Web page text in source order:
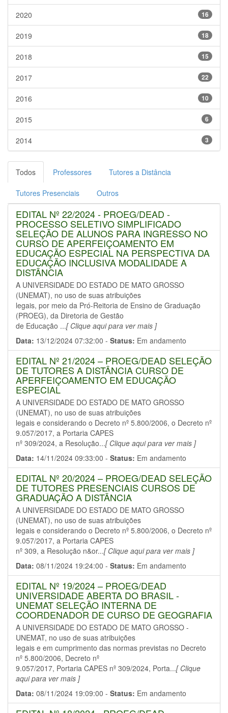
2020 16
2019 18
2018 15
2017 22
2016 10
2015 6
2014 3
Todos Professores Tutores a Distância
Tutores Presenciais Outros
EDITAL Nº 22/2024 - PROEG/DEAD -
PROCESSO SELETIVO SIMPLIFICADO
SELEÇÃO DE ALUNOS PARA INGRESSO NO
CURSO DE APERFEIÇOAMENTO EM
EDUCAÇÃO ESPECIAL NA PERSPECTIVA DA
EDUCAÇÃO INCLUSIVA MODALIDADE A
DISTÂNCIA
A UNIVERSIDADE DO ESTADO DE MATO GROSSO
(UNEMAT), no uso de suas atribuições
legais, por meio da Pró-Reitoria de Ensino de Graduação
(PROEG), da Diretoria de Gestão
de Educação ...[ Clique aqui para ver mais ]
Data: 13/12/2024 07:32:00 - Status: Em andamento
EDITAL Nº 21/2024 – PROEG/DEAD SELEÇÃO
DE TUTORES A DISTÂNCIA CURSO DE
APERFEIÇOAMENTO EM EDUCAÇÃO
ESPECIAL
A UNIVERSIDADE DO ESTADO DE MATO GROSSO
(UNEMAT), no uso de suas atribuições
legais e considerando o Decreto nº 5.800/2006, o Decreto nº
9.057/2017, a Portaria CAPES
nº 309/2024, a Resolução...[ Clique aqui para ver mais ]
Data: 14/11/2024 09:33:00 - Status: Em andamento
EDITAL Nº 20/2024 – PROEG/DEAD SELEÇÃO
DE TUTORES PRESENCIAIS CURSOS DE
GRADUAÇÃO A DISTÂNCIA
A UNIVERSIDADE DO ESTADO DE MATO GROSSO
(UNEMAT), no uso de suas atribuições
legais e considerando o Decreto nº 5.800/2006, o Decreto nº
9.057/2017, a Portaria CAPES
nº 309, a Resolução n&or...[ Clique aqui para ver mais ]
Data: 08/11/2024 19:24:00 - Status: Em andamento
EDITAL Nº 19/2024 – PROEG/DEAD
UNIVERSIDADE ABERTA DO BRASIL -
UNEMAT SELEÇÃO INTERNA DE
COORDENADOR DE CURSO DE GEOGRAFIA
A UNIVERSIDADE DO ESTADO DE MATO GROSSO -
UNEMAT, no uso de suas atribuições
legais e em cumprimento das normas previstas no Decreto
nº 5.800/2006, Decreto nº
9.057/2017, Portaria CAPES nº 309/2024, Porta...[ Clique
aqui para ver mais ]
Data: 08/11/2024 19:09:00 - Status: Em andamento